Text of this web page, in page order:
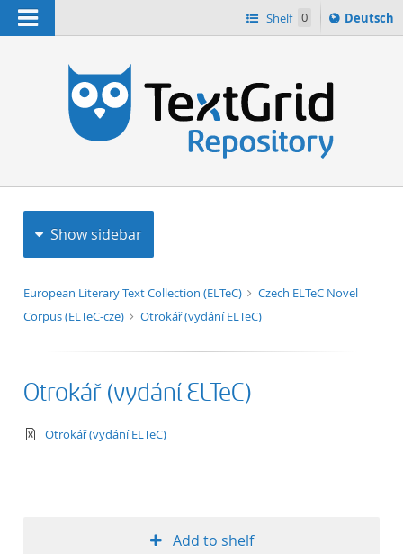
Navigation Shelf 0
Sprache
ï¿½ndern
Deutsch
Show sidebar
European Literary Text Collection (ELTeC)
Czech ELTeC Novel
Corpus (ELTeC-cze)
Otrokář (vydání ELTeC)
Otrokář (vydání ELTeC)
text/xml
Otrokář (vydání ELTeC)
Add to shelf